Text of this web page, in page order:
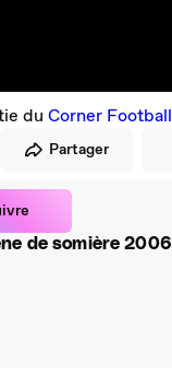
du Corner Football
Partager
de somière 2006